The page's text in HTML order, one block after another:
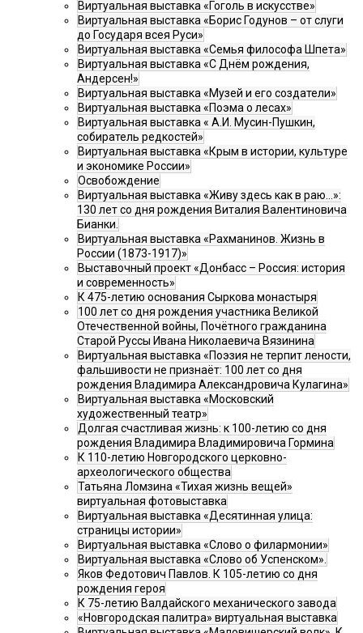
Виртуальная выставка «Гоголь в искусстве»
Виртуальная выставка «Борис Годунов – от слуги
до Государя всея Руси»
Виртуальная выставка «Семья философа Шпета»
Виртуальная выставка «С Днём рождения,
Андерсен!»
Виртуальная выставка «Музей и его создатели»
Виртуальная выставка «Поэма о лесах»
Виртуальная выставка « А.И. Мусин-Пушкин,
собиратель редкостей»
Виртуальная выставка «Крым в истории, культуре
и экономике России»
Освобождение
Виртуальная выставка «Живу здесь как в раю…»:
130 лет со дня рождения Виталия Валентиновича
Бианки.
Виртуальная выставка «Рахманинов. Жизнь в
России (1873-1917)»
Выставочный проект «Донбасс – Россия: история
и современность»
К 475-летию основания Сыркова монастыря
100 лет со дня рождения участника Великой
Отечественной войны, Почётного гражданина
Старой Руссы Ивана Николаевича Вязинина
Виртуальная выставка «Поэзия не терпит лености,
фальшивости не признаёт: 100 лет со дня
рождения Владимира Александровича Кулагина»
Виртуальная выставка «Московский
художественный театр»
Долгая счастливая жизнь: к 100-летию со дня
рождения Владимира Владимировича Гормина
К 110-летию Новгородского церковно-
археологического общества
Татьяна Ломзина «Тихая жизнь вещей»
виртуальная фотовыставка
Виртуальная выставка «Десятинная улица:
страницы истории»
Виртуальная выставка «Слово о филармонии»
Виртуальная выставка «Слово об Успенском».
Яков Федотович Павлов. К 105-летию со дня
рождения героя
К 75-летию Валдайского механического завода
«Новгородская палитра» виртуальная выставка